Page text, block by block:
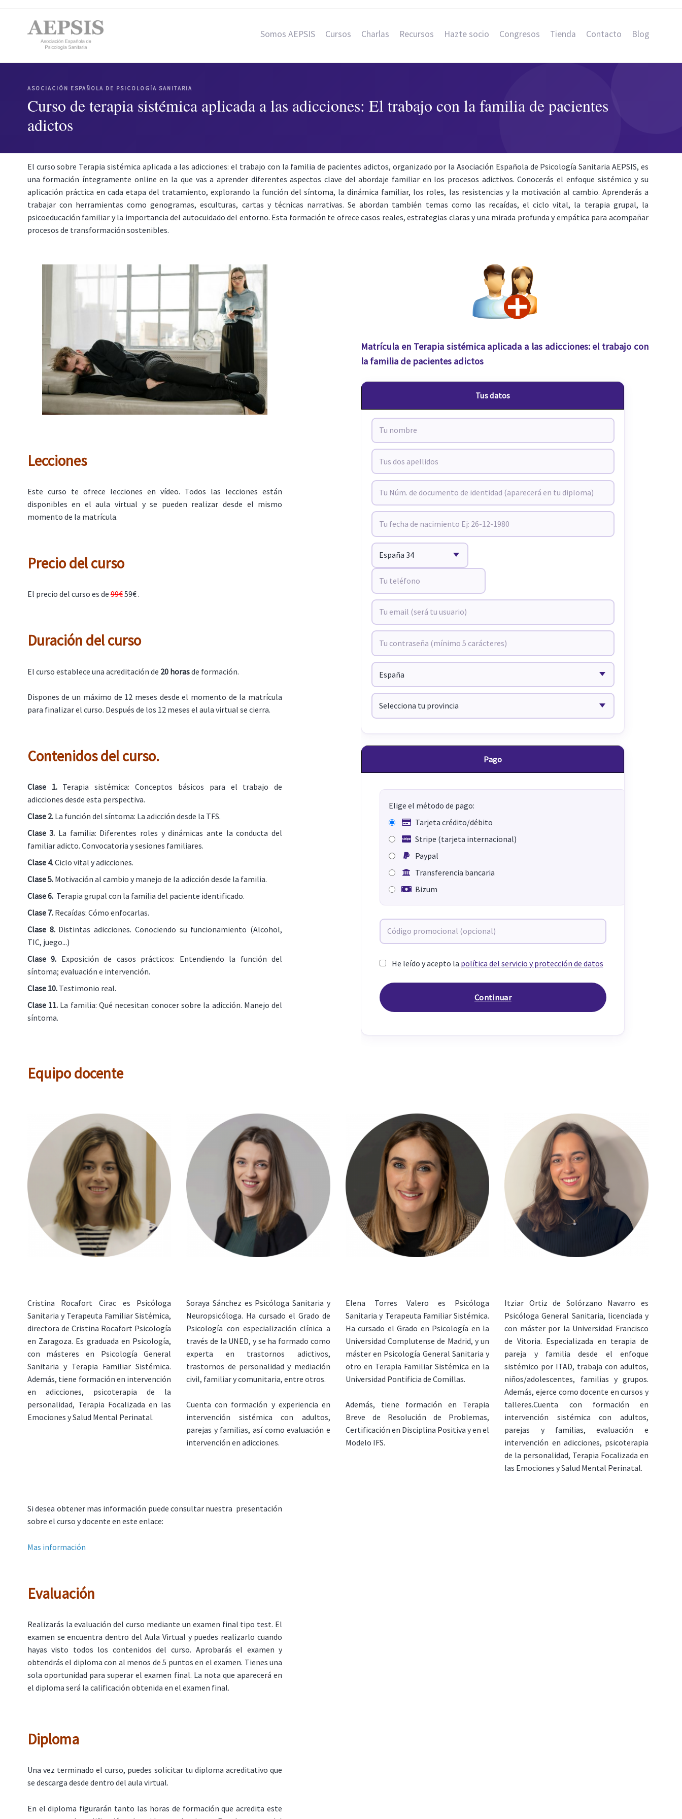
Somos AEPSIS Cursos Charlas Recursos Hazte socio Congresos Tienda Contacto Blog
ASOCIACIÓN ESPAÑOLA DE PSICOLOGÍA SANITARIA
Curso de terapia sistémica aplicada a las adicciones: El trabajo con la familia de pacientes
adictos
El curso sobre Terapia sistémica aplicada a las adicciones: el trabajo con la familia de pacientes adictos, organizado por la Asociación Española de Psicología Sanitaria AEPSIS, es
una formación íntegramente online en la que vas a aprender diferentes aspectos clave del abordaje familiar en los procesos adictivos. Conocerás el enfoque sistémico y su
aplicación práctica en cada etapa del tratamiento, explorando la función del síntoma, la dinámica familiar, los roles, las resistencias y la motivación al cambio. Aprenderás a
trabajar con herramientas como genogramas, esculturas, cartas y técnicas narrativas. Se abordan también temas como las recaídas, el ciclo vital, la terapia grupal, la
psicoeducación familiar y la importancia del autocuidado del entorno. Esta formación te ofrece casos reales, estrategias claras y una mirada profunda y empática para acompañar
procesos de transformación sostenibles.
Lecciones
Este curso te ofrece lecciones en vídeo. Todos las lecciones están
disponibles en el aula virtual y se pueden realizar desde el mismo
momento de la matrícula.
Precio del curso
El precio del curso es de99€59€ .
Duración del curso
El curso establece una acreditación de 20 horasde formación.
Dispones de un máximo de 12 meses desde el momento de la matrícula
para finalizar el curso. Después de los 12 meses el aula virtual se cierra.
Contenidos del curso.
Clase 1. Terapia sistémica: Conceptos básicos para el trabajo de
adicciones desde esta perspectiva.
Clase 2. La función del síntoma: La adicción desde la TFS.
Clase 3. La familia: Diferentes roles y dinámicas ante la conducta del
familiar adicto. Convocatoria y sesiones familiares.
Clase 4.Ciclo vital y adicciones.
Clase 5.Motivación al cambio y manejo de la adicción desde la familia.
Clase 6. Terapia grupal con la familia del paciente identificado.
Clase 7. Recaídas: Cómo enfocarlas.
Clase 8. Distintas adicciones. Conociendo su funcionamiento (Alcohol,
TIC, juego...)
Clase 9. Exposición de casos prácticos: Entendiendo la función del
síntoma; evaluación e intervención.
Clase 10. Testimonio real.
Clase 11. La familia: Qué necesitan conocer sobre la adicción. Manejo del
síntoma.
Matrícula en Terapia sistémica aplicada a las adicciones: el trabajo con
la familia de pacientes adictos
Tus datos
Pago
Elige el método de pago:
Tarjeta crédito/débito
Stripe (tarjeta internacional)
Paypal
Transferencia bancaria
Bizum
He leído y acepto la política del servicio y protección de datos
Equipo docente
Cristina Rocafort Cirac es Psicóloga
Sanitaria y Terapeuta Familiar Sistémica,
directora de Cristina Rocafort Psicología
en Zaragoza. Es graduada en Psicología,
con másteres en Psicología General
Sanitaria y Terapia Familiar Sistémica.
Además, tiene formación en intervención
en adicciones, psicoterapia de la
personalidad, Terapia Focalizada en las
Emociones y Salud Mental Perinatal.
Soraya Sánchez es Psicóloga Sanitaria y
Neuropsicóloga. Ha cursado el Grado de
Psicología con especialización clínica a
través de la UNED, y se ha formado como
experta en trastornos adictivos,
trastornos de personalidad y mediación
civil, familiar y comunitaria, entre otros.
Cuenta con formación y experiencia en
intervención sistémica con adultos,
parejas y familias, así como evaluación e
intervención en adicciones.
Elena Torres Valero es Psicóloga
Sanitaria y Terapeuta Familiar Sistémica.
Ha cursado el Grado en Psicología en la
Universidad Complutense de Madrid, y un
máster en Psicología General Sanitaria y
otro en Terapia Familiar Sistémica en la
Universidad Pontificia de Comillas.
Además, tiene formación en Terapia
Breve de Resolución de Problemas,
Certificación en Disciplina Positiva y en el
Modelo IFS.
Itziar Ortiz de Solórzano Navarro es
Psicóloga General Sanitaria, licenciada y
con máster por la Universidad Francisco
de Vitoria. Especializada en terapia de
pareja y familia desde el enfoque
sistémico por ITAD, trabaja con adultos,
niños/adolescentes, familias y grupos.
Además, ejerce como docente en cursos y
talleres.Cuenta con formación en
intervención sistémica con adultos,
parejas y familias, evaluación e
intervención en adicciones, psicoterapia
de la personalidad, Terapia Focalizada en
las Emociones y Salud Mental Perinatal.
Si desea obtener mas información puede consultar nuestra presentación
sobre el curso y docente en este enlace:
Mas información
Evaluación
Realizarás la evaluación del curso mediante un examen final tipo test. El
examen se encuentra dentro del Aula Virtual y puedes realizarlo cuando
hayas visto todos los contenidos del curso. Aprobarás el examen y
obtendrás el diploma con al menos de 5 puntos en el examen. Tienes una
sola oportunidad para superar el examen final. La nota que aparecerá en
el diploma será la calificación obtenida en el examen final.
Diploma
Una vez terminado el curso, puedes solicitar tu diploma acreditativo que
se descarga desde dentro del aula virtual.
En el diploma figurarán tanto las horas de formación que acredita este